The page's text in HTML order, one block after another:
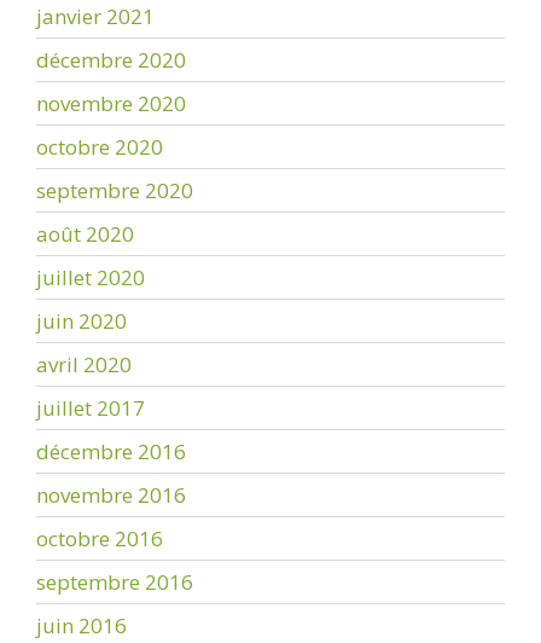
janvier 2021
décembre 2020
novembre 2020
octobre 2020
septembre 2020
août 2020
juillet 2020
juin 2020
avril 2020
juillet 2017
décembre 2016
novembre 2016
octobre 2016
septembre 2016
juin 2016